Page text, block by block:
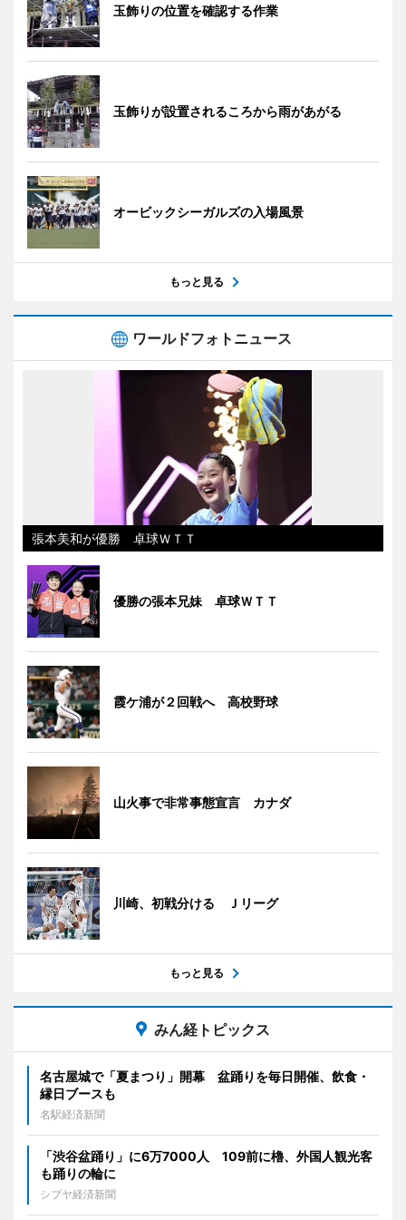
玉飾りの位置を確認する作業
玉飾りが設置されるころから雨があがる
オービックシーガルズの入場風景
もっと見る
ワールドフォトニュース
張本美和が優勝 卓球ＷＴＴ
優勝の張本兄妹 卓球ＷＴＴ
霞ケ浦が２回戦へ 高校野球
山火事で非常事態宣言 カナダ
川崎、初戦分ける Ｊリーグ
もっと見る
みん経トピックス
名古屋城で「夏まつり」開幕 盆踊りを毎日開催、飲食・
縁日ブースも
名駅経済新聞
「渋谷盆踊り」に6万7000人 109前に櫓、外国人観光客
も踊りの輪に
シブヤ経済新聞